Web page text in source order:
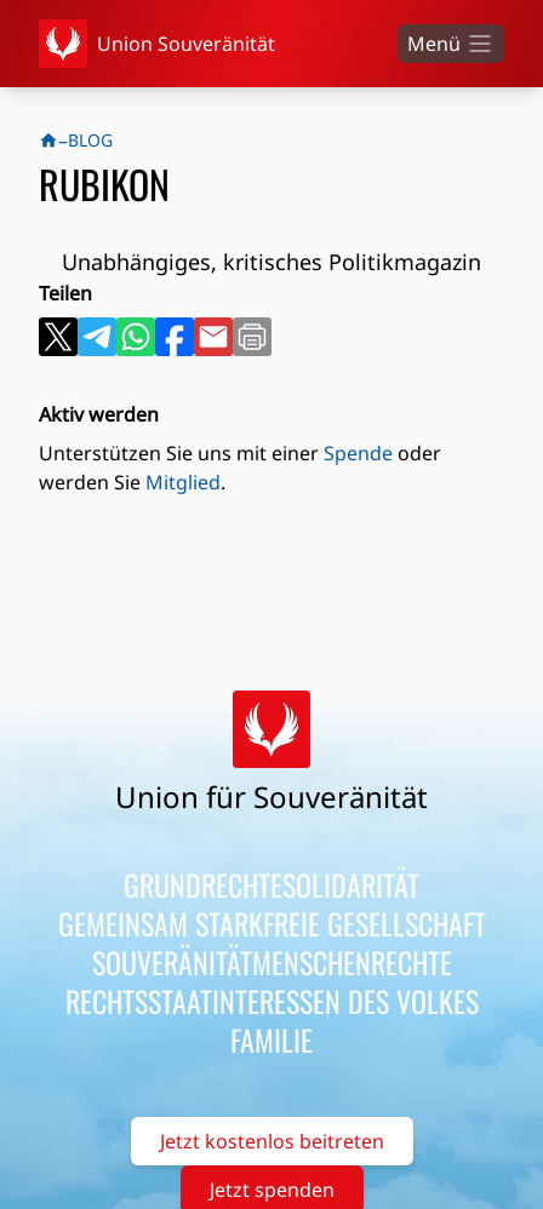
Union Souveränität Menü
–BLOG
RUBIKON
Unabhängiges, kritisches Politikmagazin
Teilen
Aktiv werden
Unterstützen Sie uns mit einerSpendeoder
werden Sie Mitglied.
Union für Souveränität
GRUNDRECHTESOLIDARITÄT
GEMEINSAM STARKFREIE GESELLSCHAFT
SOUVERÄNITÄTMENSCHENRECHTE
RECHTSSTAATINTERESSEN DES VOLKES
FAMILIE
Jetzt kostenlos beitreten
Jetzt spenden